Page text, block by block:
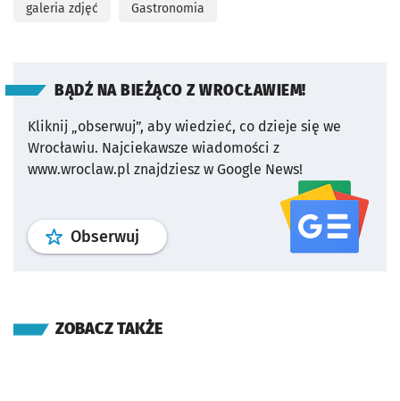
galeria zdjęć Gastronomia
BĄDŹ NA BIEŻĄCO Z WROCŁAWIEM!
Kliknij „obserwuj”, aby wiedzieć, co dzieje się we
Wrocławiu. Najciekawsze wiadomości z
www.wroclaw.pl znajdziesz w Google News!
Obserwuj profil serwisu
ZOBACZ TAKŻE